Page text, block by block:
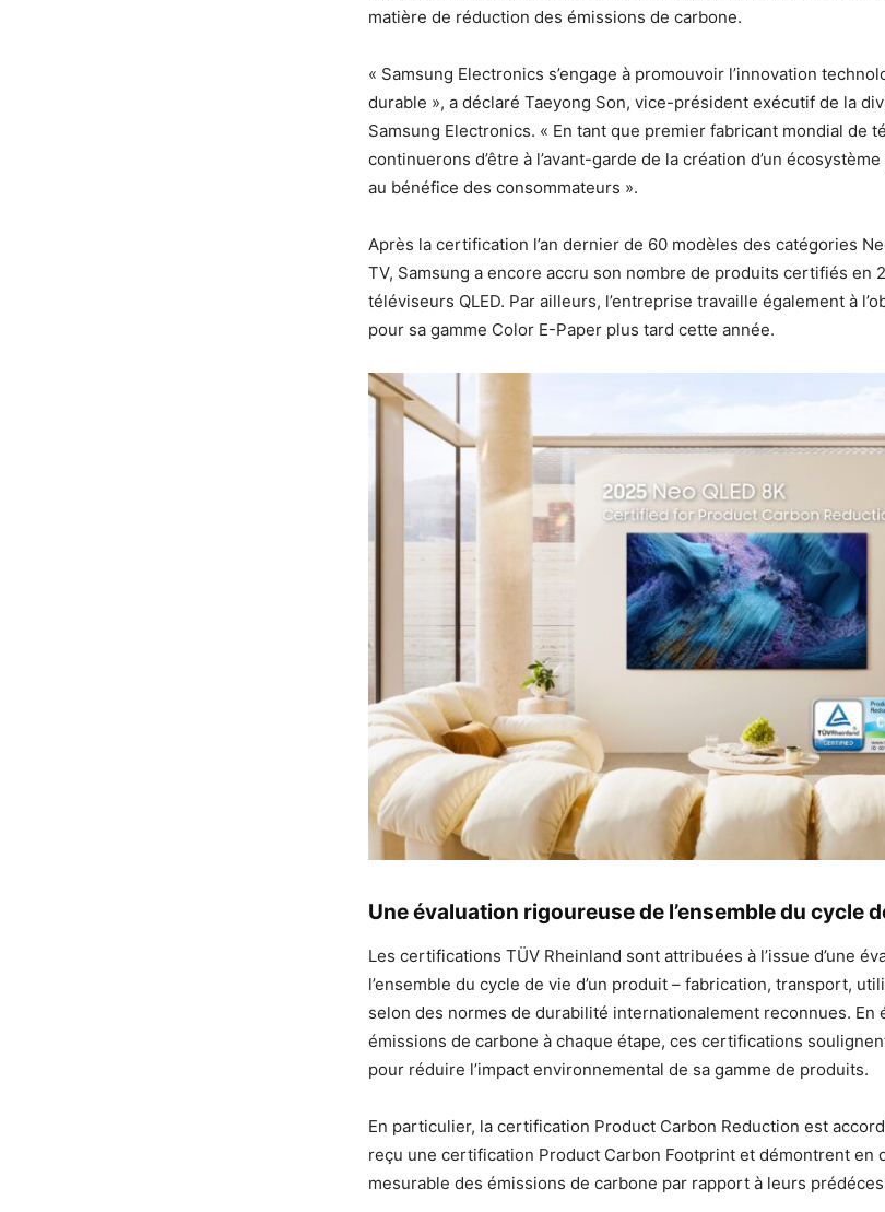
matière de réduction des émissions de carbone.
« Samsung Electronics s’engage à promouvoir l’innovation
durable », a déclaré Taeyong Son, vice-président exécutif de la
Samsung Electronics. « En tant que premier fabricant mondial de
continuerons d’être à l’avant-garde de la création d’un
au bénéfice des consommateurs ».
Après la certification l’an dernier de 60 modèles des catégories
TV, Samsung a encore accru son nombre de produits certifiés en
téléviseurs QLED. Par ailleurs, l’entreprise travaille également à
pour sa gamme Color E-Paper plus tard cette année.
Une évaluation rigoureuse de l’ensemble du cycle
Les certifications TÜV Rheinland sont attribuées à l’issue d’une
l’ensemble du cycle de vie d’un produit – fabrication, transport,
selon des normes de durabilité internationalement reconnues. En
émissions de carbone à chaque étape, ces certifications
pour réduire l’impact environnemental de sa gamme de produits.
En particulier, la certification Product Carbon Reduction est
reçu une certification Product Carbon Footprint et démontrent en
mesurable des émissions de carbone par rapport à leurs